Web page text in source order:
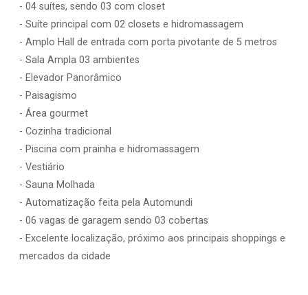
- 04 suítes, sendo 03 com closet
- Suíte principal com 02 closets e hidromassagem
- Amplo Hall de entrada com porta pivotante de 5 metros
- Sala Ampla 03 ambientes
- Elevador Panorâmico
- Paisagismo
- Área gourmet
- Cozinha tradicional
- Piscina com prainha e hidromassagem
- Vestiário
- Sauna Molhada
- Automatização feita pela Automundi
- 06 vagas de garagem sendo 03 cobertas
- Excelente localização, próximo aos principais shoppings e
mercados da cidade